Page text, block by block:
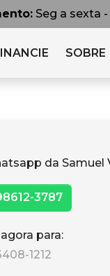
Seg a sexta -
SOBRE
da Samuel
3787
para:
1212